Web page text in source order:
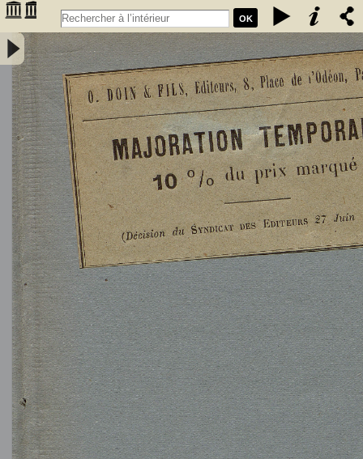
OK
L'Astronomie, observations, théorie et vulgarisation générale / par
Marcel Moye,... - Moye, Marcel (1873-1939). Auteur